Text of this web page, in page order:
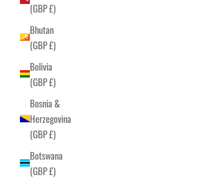
(GBP £)
Bhutan
(GBP £)
Bolivia
(GBP £)
Bosnia &
Herzegovina
(GBP £)
Botswana
(GBP £)